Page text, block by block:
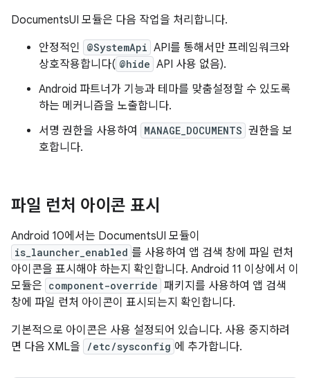
DocumentsUI 모듈은 다음 작업을 처리합니다.
안정적인
@SystemApi API를 통해서만 프레임워크와
상호작용합니다( @hide API 사용 없음).
Android 파트너가 기능과 테마를 맞춤설정할 수 있도록
하는 메커니즘을 노출합니다.
서명 권한을 사용하여
MANAGE_DOCUMENTS 권한을 보
호합니다.
파일 런처 아이콘 표시
Android 10에서는 DocumentsUI 모듈이
is_launcher_enabled 를 사용하여 앱 검색 창에 파일 런처
아이콘을 표시해야 하는지 확인합니다. Android 11 이상에서 이
모듈은 component-override 패키지를 사용하여 앱 검색
창에 파일 런처 아이콘이 표시되는지 확인합니다.
기본적으로 아이콘은 사용 설정되어 있습니다. 사용 중지하려
면 다음 XML을
/etc/sysconfig 에 추가합니다.